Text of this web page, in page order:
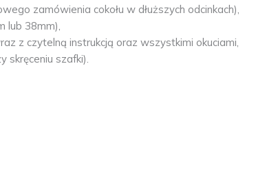
zamówienia cokołu w dłuższych odcinkach),
lub 38mm),
z czytelną instrukcją oraz wszystkimi okuciami,
szafki).